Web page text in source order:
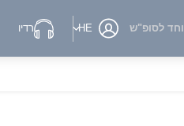
לסופ"ש HE רדיו